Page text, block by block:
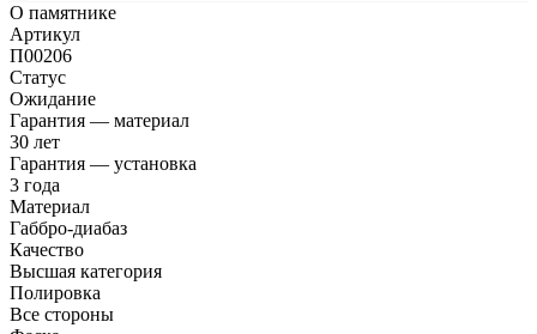
О памятнике
Артикул
П00206
Статус
Ожидание
Гарантия — материал
30 лет
Гарантия — установка
3 года
Материал
Габбро-диабаз
Качество
Высшая категория
Полировка
Все стороны